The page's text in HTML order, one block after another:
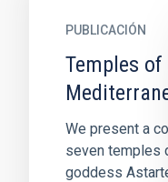
PUBLICACIÓN
Temples
We present a
seven temples
goddess